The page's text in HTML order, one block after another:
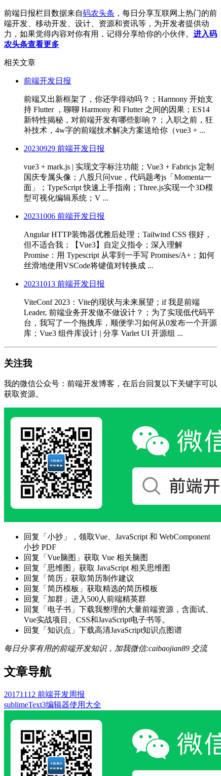
前端日报栏目数据来自码农头条 ，每日分享互联网上热门的前
端开发、移动开发、设计、资源和资讯等，为开发者提供动
力，如果觉得内容对你有用，记得分享给你的小伙伴。 进入码
农头条查看更多
相关文章
前端开发日报
前端又出新框架了，你还学得动吗？；Harmony 开始支
持 Flutter ，聊聊 Harmony 和 Flutter 之间的因果；ES14
新特性揭秘，对前端开发有哪些影响？；入职之前，狂
补技术，4w字的前端技术解决方案送给你（vue3 + ...
20230929 前端开发日报
vue3 + mark.js | 实现文字标注功能；Vue3 + Fabricjs 定制
国庆专属头像；八股只问vue，代码题考js「Momenta一
面」；TypeScript 快速上手指南；Three.js实现一个3D模
型可视化编辑系统；V ...
20231006 前端开发日报
Angular HTTP装饰器优雅后处理；Tailwind CSS 很好，
但不适合我；【Vue3】自定义指令；深入理解
Promise：用 Typescript 从零到一手写 Promises/A+；如何
丝滑地使用VSCode将键值对转换成 ...
20231013 前端开发日报
ViteConf 2023：Vite的现状与未来展望；if 我是前端
Leader, 前端业务开发做不做设计？；为了实现低代码平
台，我写了一个拖拽库，顺便学习如何从0发布一个开源
库；Vue3 组件库设计 | 分享 Varlet UI 开源组 ...
关注我
我的微信公众号：前端开发博客，在后台回复以下关键字可以
获取资源。
回复「小抄」，领取Vue、JavaScript 和 WebComponent
小抄 PDF
回复「Vue脑图」获取 Vue 相关脑图
回复「思维图」获取 JavaScript 相关思维图
回复「简历」获取简历制作建议
回复「简历模板」获取精选的简历模板
回复「加群」进入500人前端精英群
回复「电子书」下载我整理的大量前端资源，含面试、
Vue实战项目、CSS和JavaScript电子书等。
回复「知识点」下载高清JavaScript知识点图谱
每日分享有用的前端开发知识，加我微信:caibaojian89 交流
文章导航
20171112 前端开发周报
sublimeText3编辑器使用大全